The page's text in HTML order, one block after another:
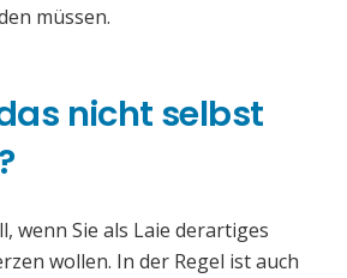
müssen.
nicht selbst
wenn Sie als Laie derartiges
wollen. In der Regel ist auch